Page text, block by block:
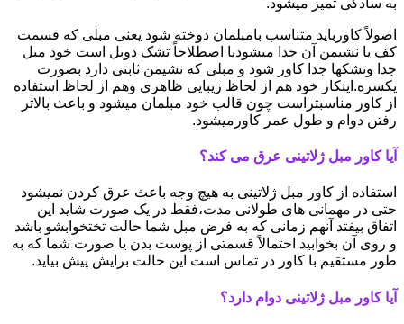
اصولاً کاورباید متناسب بامبلمان دوخته شود یعنی مبلی که قسمت
کف یا نشیمن آن جدا میشودیا اصطلاحاً تشک دوبل است خود مبل
جدا وتشکها جدا کاور شود و مبلی که نشیمن ثابتی دارد بصورت
یکسره.اینکار خود هم از لحاظ زیبایی ظاهری وهم از لحاظ استفاده
از کاور مناسبتراست چون قالب خود مبلمان میشود و باعث بالاتر
رفتن دوام و طول عمر کاورمیشود.
آیا کاور مبل ژلاتینی عرق می کند؟
استفاده از کاور مبل ژلاتینی به هیچ وجه باعث عرق کردن نمیشود
حتی در مهمانی های طولانی مدت،فقط در یک صورت شاید این
اتفاق بیفتد آنهم زمانی که به فرض مبل شما حالت تختخوابشو باشد
و روی آن بخوابید احتمالاً قسمتی از پوست بدن یا صورت شما که به
طور مستقیم با کاور در تماس است این حالت برایش پیش بیاید.
آیا کاور مبل ژلاتینی دوام دارد؟